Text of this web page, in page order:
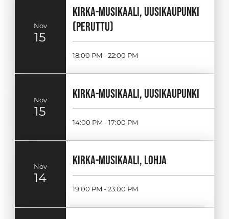
Nov
15
KIRKA-MUSIKAALI, UUSIKAUPUNKI
(PERUTTU)
18:00 PM - 22:00 PM
Nov
15
KIRKA-MUSIKAALI, UUSIKAUPUNKI
14:00 PM - 17:00 PM
Nov
14
KIRKA-MUSIKAALI, LOHJA
19:00 PM - 23:00 PM